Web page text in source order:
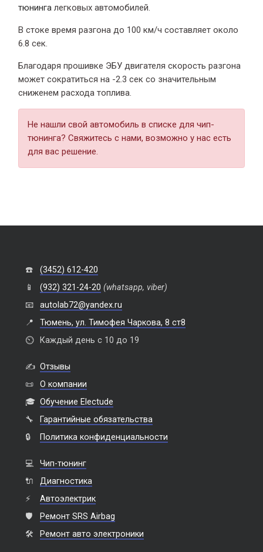
тюнинга легковых автомобилей.
В стоке время разгонадо 100 км/ч составляет около
6.8 сек.
Благодаря прошивке ЭБУ двигателя скорость разгона
может сократиться на -2.3 сек со значительным
сниженем расхода топлива.
Не нашли свой автомобиль в списке для чип-
тюнинга? Свяжитесь с нами, возможно у нас есть
для вас решение.
☎️
(3452) 612-420
📱
(932) 321-24-20 (whatsapp, viber)
📧
autolab72@yandex.ru
📍
Тюмень, ул. Тимофея Чаркова, 8 ст8
⏲️
Каждый день с 10 до 19
✍️ Отзывы
📜
О компании
🎓 Обучение Electude
🔧
Гарантийные обязательства
🔒
Политика конфиденциальности
💻
Чип-тюнинг
🔌
Диагностика
⚡
Автоэлектрик
🛡️
Ремонт SRS Airbag
🛠️
Ремонт авто электроники